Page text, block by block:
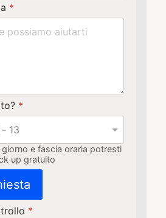
*
*
giorno e fascia oraria potresti
up gratuito
*